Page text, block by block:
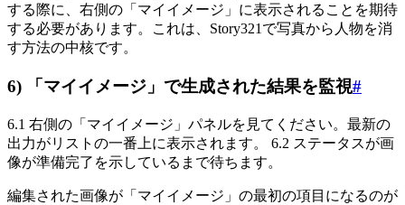
する際に、右側の「マイイメージ」に表示されることを期待
する必要があります。これは、Story321で写真から人物を消
す方法の中核です。
6) 「マイイメージ」で生成された結果を監視#
6.1 右側の「マイイメージ」パネルを見てください。最新の
出力がリストの一番上に表示されます。 6.2 ステータスが画
像が準備完了を示しているまで待ちます。
編集された画像が「マイイメージ」の最初の項目になるのが